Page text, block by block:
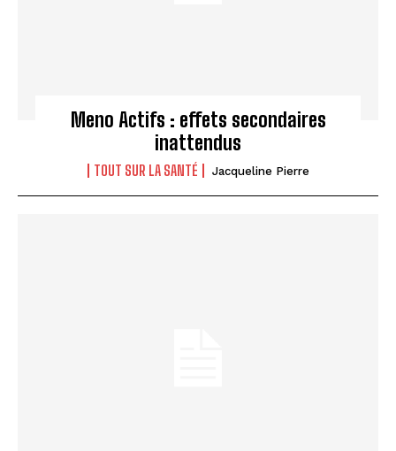
Meno Actifs : effets secondaires
inattendus
TOUT SUR LA SANTÉ Jacqueline Pierre